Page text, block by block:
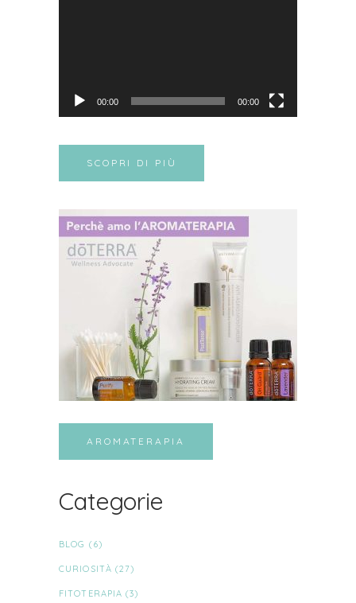
00:00 00:00
SCOPRI DI PIÙ
AROMATERAPIA
Categorie
BLOG (6)
CURIOSITÀ (27)
FITOTERAPIA (3)